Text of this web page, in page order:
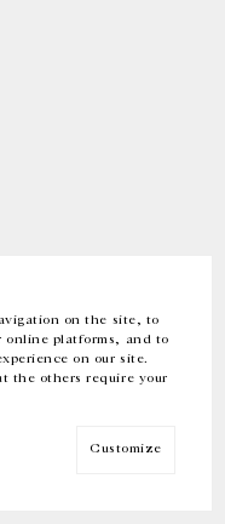
on the site, to
online platforms, and to
on our site.
the others require your
Customize